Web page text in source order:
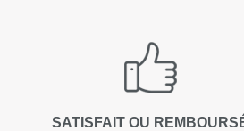
SATISFAIT OU